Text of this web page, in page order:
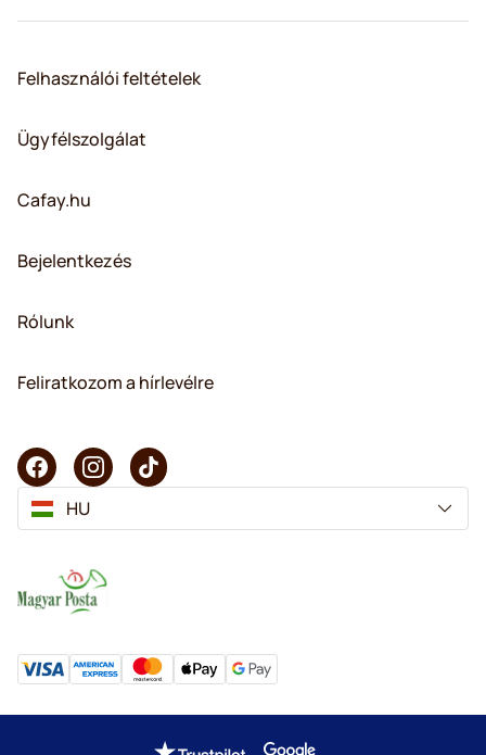
Felhasználói feltételek
Ügyfélszolgálat
Cafay.hu
Bejelentkezés
Rólunk
Feliratkozom a hírlevélre
HU